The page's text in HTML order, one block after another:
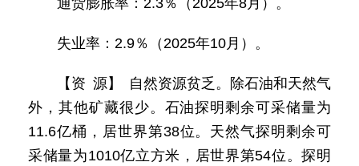
通货膨胀率：2.3％（2025年8月）。
失业率：2.9％（2025年10月）。
【资 源】 自然资源贫乏。除石油和天然气
外，其他矿藏很少。石油探明剩余可采储量为
11.6亿桶，居世界第38位。天然气探明剩余可
采储量为1010亿立方米，居世界第54位。探明